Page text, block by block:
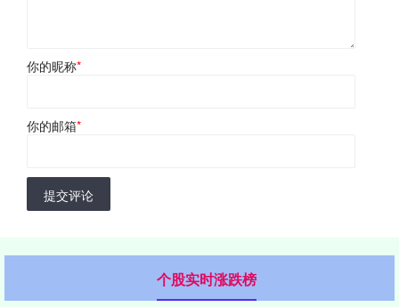
你的昵称*
你的邮箱*
提交评论
个股实时涨跌榜